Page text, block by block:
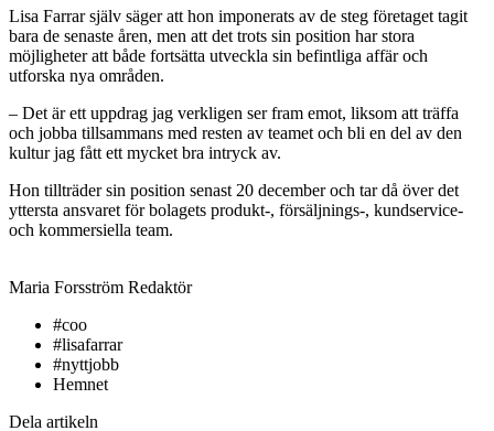
Lisa Farrar själv säger att hon imponerats av de steg företaget tagit
bara de senaste åren, men att det trots sin position har stora
möjligheter att både fortsätta utveckla sin befintliga affär och
utforska nya områden.
– Det är ett uppdrag jag verkligen ser fram emot, liksom att träffa
och jobba tillsammans med resten av teamet och bli en del av den
kultur jag fått ett mycket bra intryck av.
Hon tillträder sin position senast 20 december och tar då över det
yttersta ansvaret för bolagets produkt-, försäljnings-, kundservice-
och kommersiella team.
Maria Forsström Redaktör
#coo
#lisafarrar
#nyttjobb
Hemnet
Dela artikeln